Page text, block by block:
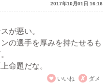
2017年10月01日 16:16
が悪い。
の選手を厚みを持たせるも
命題だな。
いいね
ダメ